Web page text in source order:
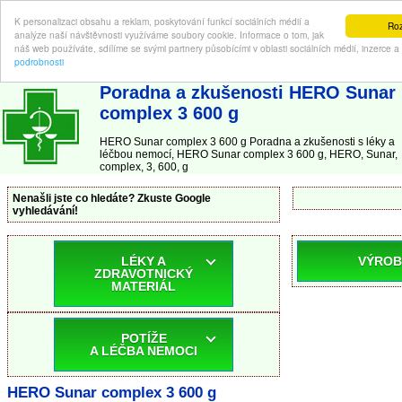
K personalizaci obsahu a reklam, poskytování funkcí sociálních médií a
analýze naší návštěvnosti využíváme soubory cookie. Informace o tom, jak
náš web používáte, sdílíme se svými partnery působícími v oblasti sociálních médií, inzerce
podrobnosti
ABC-LEKARNA.cz
Poradna a zkušenosti HERO Sunar
complex 3 600 g
HERO Sunar complex 3 600 g Poradna a zkušenosti s léky a
léčbou nemocí, HERO Sunar complex 3 600 g, HERO, Sunar,
complex, 3, 600, g
Nenašli jste co hledáte? Zkuste Google
vyhledávání!
LÉKY A
ZDRAVOTNICKÝ
MATERIÁL
POTÍŽE
A LÉČBA NEMOCI
HERO Sunar complex 3 600 g